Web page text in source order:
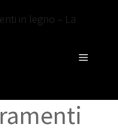
Menu